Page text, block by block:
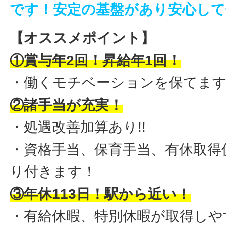
です！安定の基盤があり安心し
【オススメポイント】
①賞与年2回！昇給年1回！
・働くモチベーションを保てま
②諸手当が充実！
・処遇改善加算あり!!
・資格手当、保育手当、有休取
り付きます！
③年休113日！駅から近い！
・有給休暇、特別休暇が取得し